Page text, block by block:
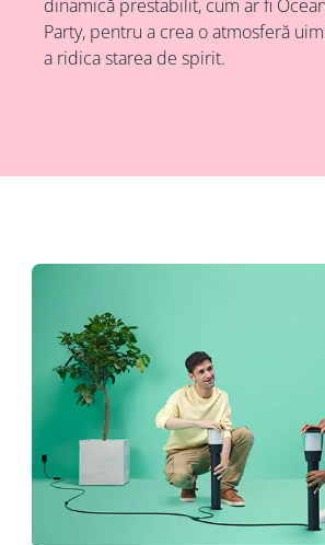
dinamică prestabilit, cum ar fi
Party, pentru a crea o atmosferă
a ridica starea de spirit.